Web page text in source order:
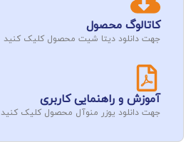
کاتالوگ محصول
جهت دانلود دیتا شیت محصول کلیک کنید
آموزش و راهنمایی کاربری
جهت دانلود یوزر منوآل محصول کلیک کنید